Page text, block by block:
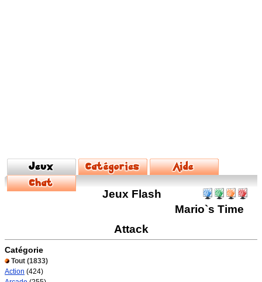
Jeux Flash
Mario`s Time
Attack
Catégorie
Tout (1833)
Action (424)